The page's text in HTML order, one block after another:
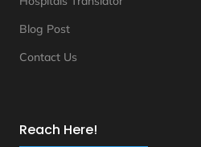
Blog Post
Contact Us
Reach Here!